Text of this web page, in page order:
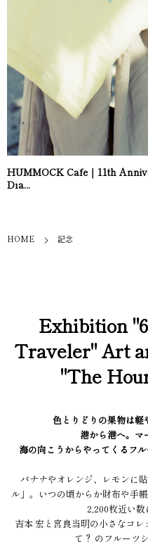
HUMMOCK Cafe｜11th
Día...
HOME 記念
Exhibition
Traveler" Art
"The
色とりどりの果物は軽
港から港へ。マ
海の向こうからやってくるフ
バナナやオレンジ、レモンに
ル」。いつの頃からか財布や手
2,200枚近い数
吉本 宏と宮良当明の小さなコ
て？ のフルーツ